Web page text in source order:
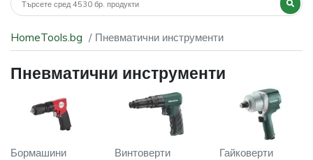
HomeTools.bg Пневматични инструменти
Пневматични инструменти
Бормашини
Винтоверти
Гайковерти